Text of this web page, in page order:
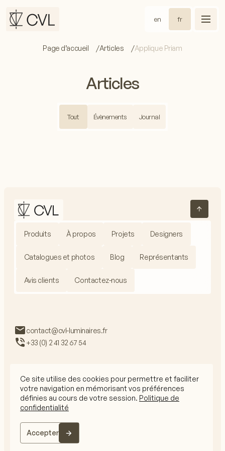
Ce site utilise des cookies pour permettre et faciliter
votre navigation en mémorisant vos préférences
définies au cours de votre session. Politique de
confidentialité
Accepter
en fr
Page d’accueil Articles Applique Priam
Articles
Tout Évènements Journal
Produits À propos Projets Designers
Catalogues et photos Blog Représentants
Avis clients Contactez-nous
contact@cvl-luminaires.fr
+33 (0) 2 41 32 67 54
© 2026 CVL Tous droits réservés
RGPD
Mentions légales
Le site internet est conçu par